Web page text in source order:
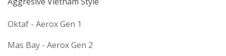
Oktaf - Aerox Gen 1
Mas Bay - Aerox Gen 2